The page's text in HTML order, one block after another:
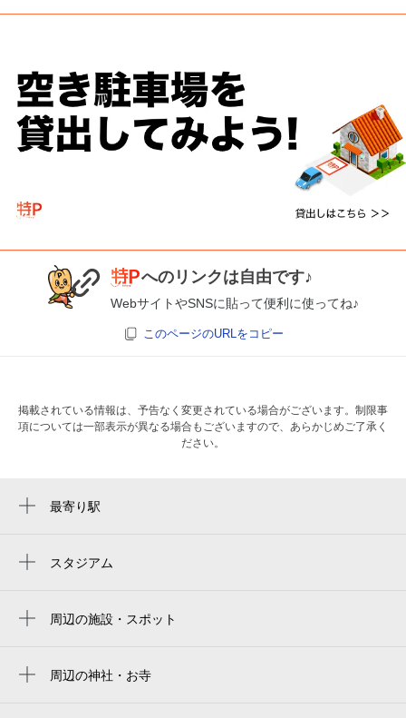
へのリンクは自由です♪
WebサイトやSNSに貼って便利に使ってね♪
このページのURLをコピー
掲載されている情報は、予告なく変更されている場合がございます。制限事
項については一部表示が異なる場合もございますので、あらかじめご了承く
ださい。
最寄り駅
スタジアム
周辺の施設・スポット
小山葬祭センター
周辺の神社・お寺